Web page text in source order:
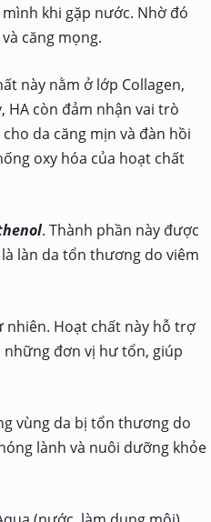
khi gặp nước. Nhờ đó
căng mọng.
này nằm ở lớp Collagen,
HA còn đảm nhận vai trò
da căng mịn và đàn hồi
oxy hóa của hoạt chất
. Thành phần này được
làn da tổn thương do viêm
nhiên. Hoạt chất này hỗ trợ
đơn vị hư tổn, giúp
vùng da bị tổn thương do
lành và nuôi dưỡng khỏe